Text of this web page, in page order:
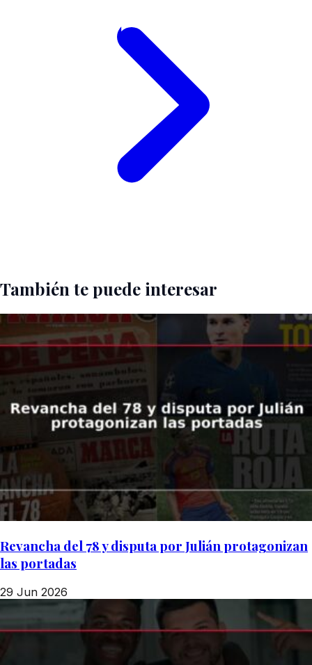
También te puede interesar
Revancha del 78 y disputa por Julián protagonizan
las portadas
29 Jun 2026